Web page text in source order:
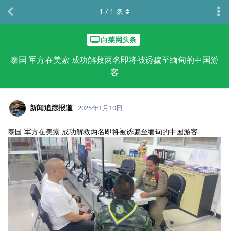
白菜网头条
泰国 军方在美索 成功解救两名即将被诱骗至缅甸的中国游
客
1 / 1 条
新闻追踪报道 2025年1月10日
泰国 军方在美索 成功解救两名即将被诱骗至缅甸的中国游客